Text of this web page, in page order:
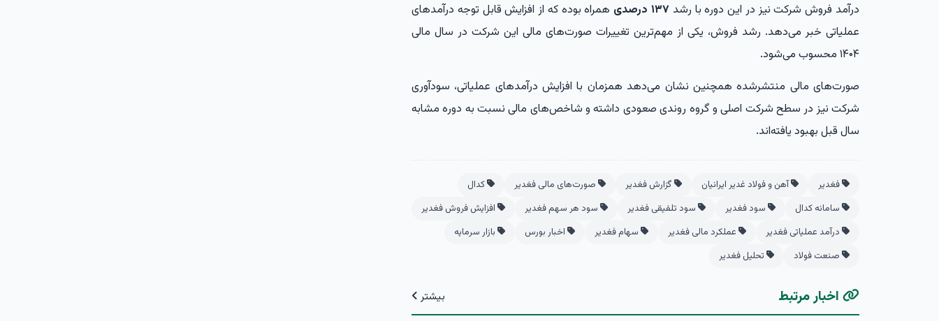
درآمد فروش شرکت نیز در این دوره با رشد ۱۳۷ درصدی
همراه بوده که از افزایش قابل توجه درآمدهای
عملیاتی خبر می‌دهد. رشد فروش، یکی از مهم‌ترین تغییرات صورت‌های مالی این شرکت در سال مالی
۱۴۰۴ محسوب می‌شود.
صورت‌های مالی منتشرشده همچنین نشان می‌دهد همزمان با افزایش درآمدهای عملیاتی، سودآوری
شرکت نیز در سطح شرکت اصلی و گروه روندی صعودی داشته و شاخص‌های مالی نسبت به دوره مشابه
سال قبل بهبود یافته‌اند.
فغدیر آهن و فولاد غدیر ایرانیان گزارش فغدیر صورت‌های مالی فغدیر
کدال
سامانه کدال
سود فغدیر سود تلفیقی فغدیر سود هر سهم فغدیر
افزایش فروش فغدیر
درآمد عملیاتی فغدیر
عملکرد مالی فغدیر سهام فغدیر اخبار بورس
بازار سرمایه
صنعت فولاد
تحلیل فغدیر
اخبار مرتبط بیشتر